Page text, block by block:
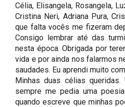
Célia, Elisangela, Rosangela,
Cristina Neri, Adriana Pura,
que falta vocês me fizeram
Consigo lembrar até das
nesta época. Obrigada por
vida e por ainda nos falarmos
saudades. Eu aprendi muito
Minhas duas célias
sempre me pedia uma
quando escreve que minhas